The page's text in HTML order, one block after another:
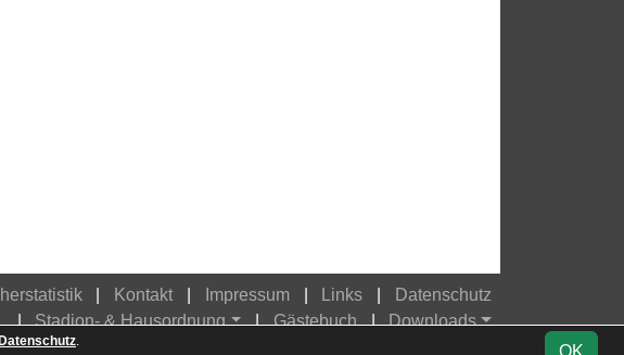
Kontakt Impressum Links
Datenschutz
Stadion- & Hausordnung
Gästebuch
Downloads
OK
Datenschutz.